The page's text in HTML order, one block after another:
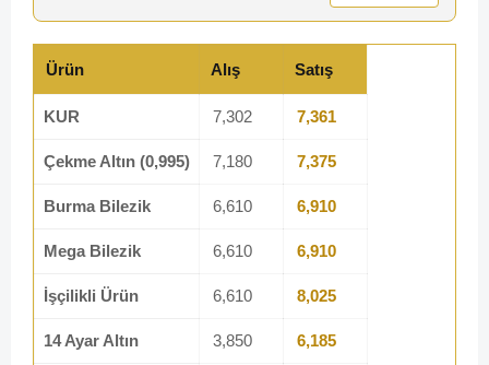
Ürün Alış Satış
KUR 7,302 7,361
Çekme Altın (0,995) 7,180 7,375
Burma Bilezik 6,610 6,910
Mega Bilezik 6,610 6,910
İşçilikli Ürün 6,610 8,025
14 Ayar Altın 3,850 6,185